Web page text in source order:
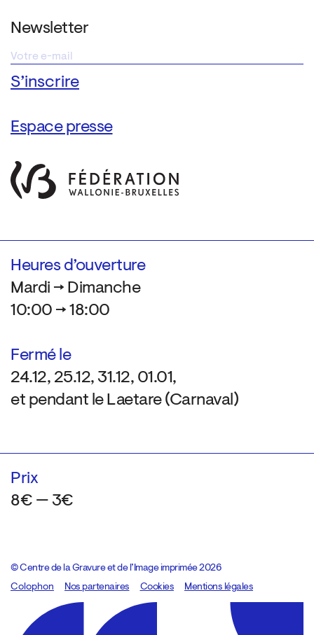
Newsletter
Espace presse
Heures d’ouverture
Mardi → Dimanche
10:00 → 18:00
Fermé le
24.12, 25.12, 31.12, 01.01,
et pendant le Laetare (Carnaval)
Prix
8€ — 3€
© Centre de la Gravure et de l’Image imprimée 2026
Colophon
Design:Marcel Kaczmarek, code:8080.studio
Nos partenaires Cookies Mentions légales